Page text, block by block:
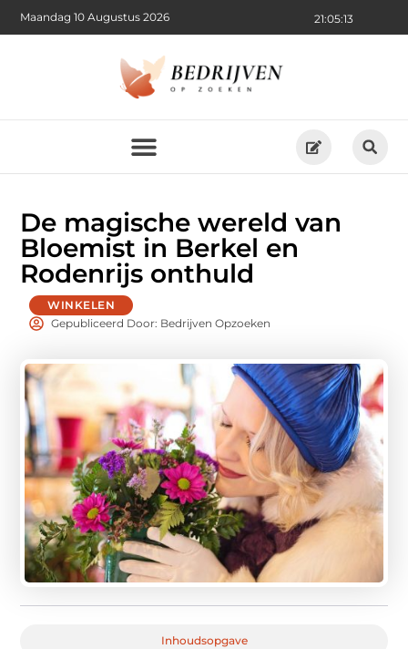
21:05:14
Maandag 10 Augustus 2026
De magische wereld van
Bloemist in Berkel en
Rodenrijs onthuld
WINKELEN
Gepubliceerd Door: Bedrijven Opzoeken
Inhoudsopgave